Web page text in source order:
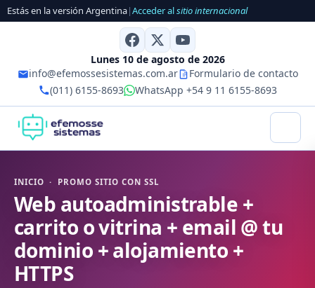
Estás en la versión Argentina|Acceder alsitio internacional
Lunes 10 de agosto de 2026
info@efemossesistemas.com.ar
Formulario de contacto
(011) 6155-8693
WhatsApp +54 9 11 6155-8693
INICIO · PROMO SITIO CON SSL
Web autoadministrable +
carrito o vitrina + email @ tu
dominio + alojamiento +
HTTPS